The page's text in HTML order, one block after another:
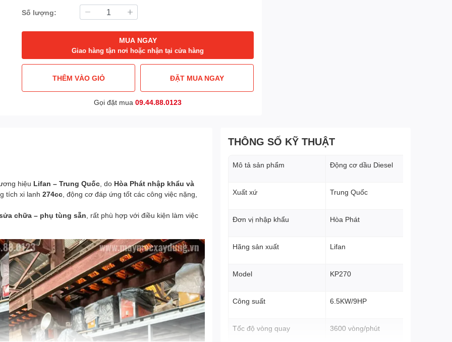
Số lượng:
MUA NGAY
Giao hàng tận nơi hoặc nhận tại cửa hàng
THÊM VÀO GIỎ ĐẶT MUA NGAY
Gọi đặt mua09.44.88.0123
hiệu Lifan – Trung Quốc , do Hòa Phát nhập khẩu và
tích xi lanh 274cc , động cơ đáp ứng tốt các công việc nặng,
chữa – phụ tùng sẵn , rất phù hợp với điều kiện làm việc
THÔNG SỐ KỸ THUẬT
Mô tả sản phẩm Động cơ dầu Diesel
Xuất xứ Trung Quốc
Đơn vị nhập khẩu Hòa Phát
Hãng sản xuất Lifan
Model KP270
Công suất 6.5KW/9HP
Tốc độ vòng quay 3600 vòng/phút